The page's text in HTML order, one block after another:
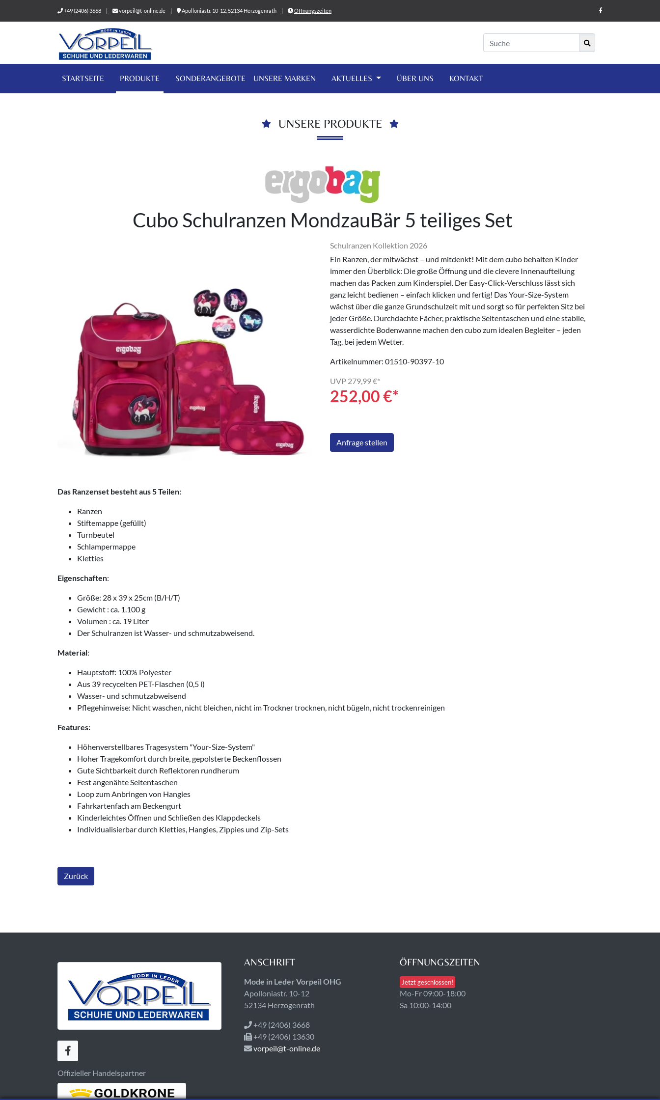
+49 (2406) 3668 | vorpeil@t-online.de | Apolloniastr. 10-12, 52134 Herzogenrath | Öffnungszeiten
STARTSEITE PRODUKTE SONDERANGEBOTE UNSERE MARKEN AKTUELLES ÜBER UNS KONTAKT
UNSERE PRODUKTE
Cubo Schulranzen MondzauBär 5 teiliges Set
Schulranzen Kollektion 2026
Ein Ranzen, der mitwächst – und mitdenkt! Mit dem cubo behalten Kinder
immer den Überblick: Die große Öffnung und die clevere Innenaufteilung
machen das Packen zum Kinderspiel. Der Easy-Click-Verschluss lässt sich
ganz leicht bedienen – einfach klicken und fertig! Das Your-Size-System
wächst über die ganze Grundschulzeit mit und sorgt so für perfekten Sitz bei
jeder Größe. Durchdachte Fächer, praktische Seitentaschen und eine stabile,
wasserdichte Bodenwanne machen den cubo zum idealen Begleiter – jeden
Tag, bei jedem Wetter.
Artikelnummer: 01510-90397-10
UVP 279,99 €*
252,00€*
Anfrage stellen
Das Ranzenset besteht aus 5 Teilen:
Ranzen
Stiftemappe (gefüllt)
Turnbeutel
Schlampermappe
Kletties
Eigenschaften:
Größe: 28 x 39 x 25cm (B/H/T)
Gewicht : ca. 1.100 g
Volumen : ca. 19 Liter
Der Schulranzen ist Wasser- und schmutzabweisend.
Material:
Hauptstoff: 100% Polyester
Aus 39 recycelten PET-Flaschen (0,5 l)
Wasser- und schmutzabweisend
Pflegehinweise: Nicht waschen, nicht bleichen, nicht im Trockner trocknen, nicht bügeln, nicht trockenreinigen
Features:
Höhenverstellbares Tragesystem "Your-Size-System"
Hoher Tragekomfort durch breite, gepolsterte Beckenflossen
Gute Sichtbarkeit durch Reflektoren rundherum
Fest angenähte Seitentaschen
Loop zum Anbringen von Hangies
Fahrkartenfach am Beckengurt
Kinderleichtes Öffnen und Schließen des Klappdeckels
Individualisierbar durch Kletties, Hangies, Zippies und Zip-Sets
Zurück
Offizieller Handelspartner
ANSCHRIFT
Mode in Leder Vorpeil OHG
Apolloniastr. 10-12
52134 Herzogenrath
+49 (2406) 3668
+49 (2406) 13630
vorpeil@t-online.de
ÖFFNUNGSZEITEN
Jetzt geschlossen!
Mo-Fr 09:00-18:00
Sa 10:00-14:00